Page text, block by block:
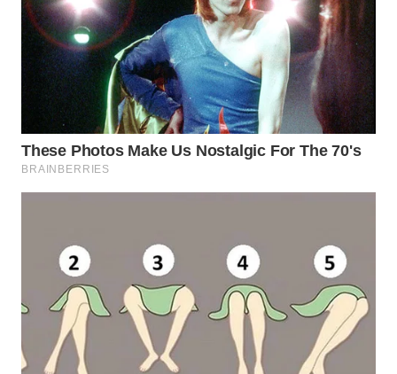
WN
BOGOR
WN
DEPOK
TAPANULI
UTARA
SAMOSIR
WN
PADANG
LAWAS